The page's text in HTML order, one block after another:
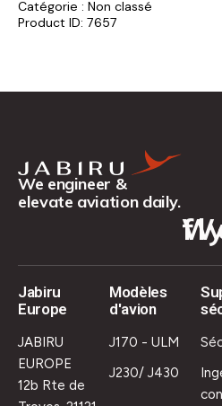
Catégorie : Non classé
Product ID: 7657
We engineer &
elevate aviation daily.
We can
Jabiru
Europe
JABIRU
EUROPE
12b Rte de
Modèles
d'avion
J170 - ULM
J230/ J430